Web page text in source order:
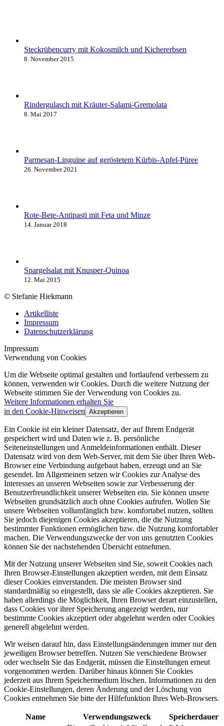
Steckrübencurry mit Kokosmilch und Kichererbsen
8. November 2015
Rindergulasch mit Kräuter-Salami-Gremolata
8. Mai 2017
Parmesan-Linguine auf geröstetem Kürbis-Apfel-Püree
26. November 2021
Rote-Bete-Antipasti mit Feta und Minze
14. Januar 2018
Spargelsalat mit Knusper-Quinoa
12. Mai 2015
© Stefanie Hiekmann
Artikelliste
Impressum
Datenschutzerklärung
Impressum
Verwendung von Cookies
Um die Webseite optimal gestalten und fortlaufend verbessern zu
können, verwenden wir Cookies. Durch die weitere Nutzung der
Webseite stimmen Sie der Verwendung von Cookies zu.
Weitere Informationen erhalten Sie
in den Cookie-Hinweisen Akzeptieren
Ein Cookie ist ein kleiner Datensatz, der auf Ihrem Endgerät
gespeichert wird und Daten wie z. B. persönliche
Seiteneinstellungen und Anmeldeinformationen enthält. Dieser
Datensatz wird von dem Web-Server, mit dem Sie über Ihren Web-
Browser eine Verbindung aufgebaut haben, erzeugt und an Sie
gesendet. Im Allgemeinen setzen wir Cookies zur Analyse des
Interesses an unseren Webseiten sowie zur Verbesserung der
Benutzerfreundlichkeit unserer Webseiten ein. Sie können unsere
Webseiten grundsätzlich auch ohne Cookies aufrufen. Wollen Sie
unsere Webseiten vollumfänglich bzw. komfortabel nutzen, sollten
Sie jedoch diejenigen Cookies akzeptieren, die die Nutzung
bestimmter Funktionen ermöglichen bzw. die Nutzung komfortabler
machen. Die Verwendungszwecke der von uns genutzten Cookies
können Sie der nachstehenden Übersicht entnehmen.
Mit der Nutzung unserer Webseiten sind Sie, soweit Cookies nach
Ihren Browser-Einstellungen akzeptiert werden, mit dem Einsatz
dieser Cookies einverstanden. Die meisten Browser sind
standardmäßig so eingestellt, dass sie alle Cookies akzeptieren. Sie
haben allerdings die Möglichkeit, Ihren Browser derart einzustellen,
dass Cookies vor ihrer Speicherung angezeigt werden, nur
bestimmte Cookies akzeptiert oder abgelehnt werden oder Cookies
generell abgelehnt werden.
Wir weisen darauf hin, dass Einstellungsänderungen immer nur den
jeweiligen Browser betreffen. Nutzen Sie verschiedene Browser
oder wechseln Sie das Endgerät, müssen die Einstellungen erneut
vorgenommen werden. Darüber hinaus können Sie Cookies
jederzeit aus Ihrem Speichermedium löschen. Informationen zu den
Cookie-Einstellungen, deren Änderung und der Löschung von
Cookies entnehmen Sie bitte der Hilfefunktion Ihres Web-Browsers.
Name Verwendungszweck
Speicherdauer